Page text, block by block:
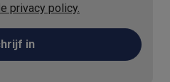
privacy policy.
in